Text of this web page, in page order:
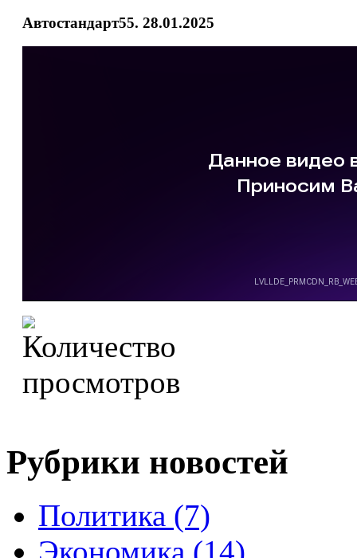
Автостандарт55. 28.01.2025
Рубрики новостей
Политика (7)